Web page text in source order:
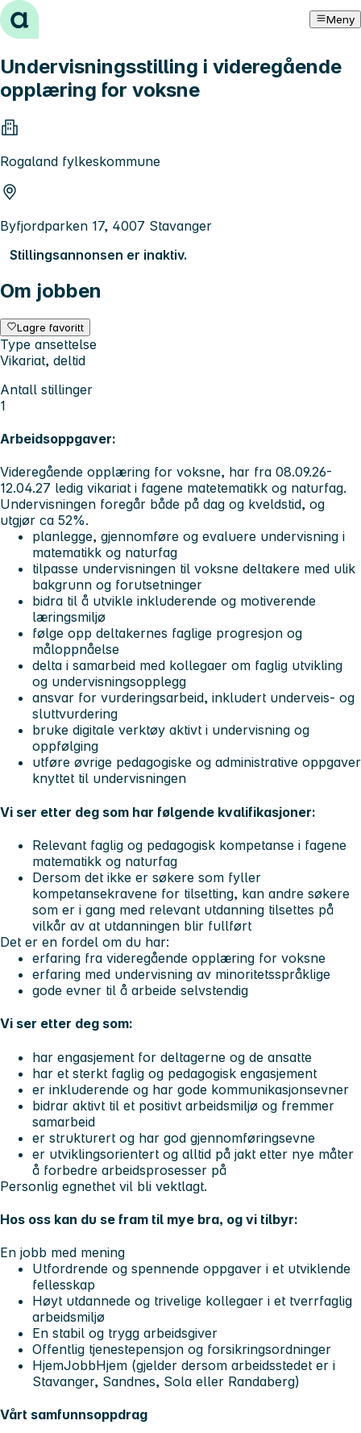
Hopp til innhold Meny
Undervisningsstilling i videregående
opplæring for voksne
Rogaland fylkeskommune
Byfjordparken 17, 4007 Stavanger
Stillingsannonsen er inaktiv.
Om jobben
Lagre favoritt
Type ansettelse
Vikariat, deltid
Antall stillinger
1
Arbeidsoppgaver:
Videregående opplæring for voksne, har fra 08.09.26-
12.04.27 ledig vikariat i fagene matetematikk og naturfag.
Undervisningen foregår både på dag og kveldstid, og
utgjør ca 52%.
planlegge, gjennomføre og evaluere undervisning i
matematikk og naturfag
tilpasse undervisningen til voksne deltakere med ulik
bakgrunn og forutsetninger
bidra til å utvikle inkluderende og motiverende
læringsmiljø
følge opp deltakernes faglige progresjon og
måloppnåelse
delta i samarbeid med kollegaer om faglig utvikling
og undervisningsopplegg
ansvar for vurderingsarbeid, inkludert underveis- og
sluttvurdering
bruke digitale verktøy aktivt i undervisning og
oppfølging
utføre øvrige pedagogiske og administrative oppgaver
knyttet til undervisningen
Vi ser etter deg som har følgende kvalifikasjoner:
Relevant faglig og pedagogisk kompetanse i fagene
matematikk og naturfag
Dersom det ikke er søkere som fyller
kompetansekravene for tilsetting, kan andre søkere
som er i gang med relevant utdanning tilsettes på
vilkår av at utdanningen blir fullført
Det er en fordel om du har:
erfaring fra videregående opplæring for voksne
erfaring med undervisning av minoritetsspråklige
gode evner til å arbeide selvstendig
Vi ser etter deg som:
har engasjement for deltagerne og de ansatte
har et sterkt faglig og pedagogisk engasjement
er inkluderende og har gode kommunikasjonsevner
bidrar aktivt til et positivt arbeidsmiljø og fremmer
samarbeid
er strukturert og har god gjennomføringsevne
er utviklingsorientert og alltid på jakt etter nye måter
å forbedre arbeidsprosesser på
Personlig egnethet vil bli vektlagt.
Hos oss kan du se fram til mye bra, og vi tilbyr:
En jobb med mening
Utfordrende og spennende oppgaver i et utviklende
fellesskap
Høyt utdannede og trivelige kollegaer i et tverrfaglig
arbeidsmiljø
En stabil og trygg arbeidsgiver
Offentlig tjenestepensjon og forsikringsordninger
HjemJobbHjem (gjelder dersom arbeidsstedet er i
Stavanger, Sandnes, Sola eller Randaberg)
Vårt samfunnsoppdrag